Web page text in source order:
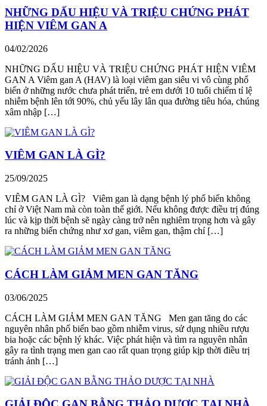
NHỮNG DẤU HIỆU VÀ TRIỆU CHỨNG PHÁT
HIỆN VIÊM GAN A
04/02/2026
NHỮNG DẤU HIỆU VÀ TRIỆU CHỨNG PHÁT HIỆN VIÊM
GAN A Viêm gan A (HAV) là loại viêm gan siêu vi vô cùng phổ
biến ở những nước chưa phát triển, trẻ em dưới 10 tuổi chiếm tỉ lệ
nhiễm bệnh lên tới 90%, chủ yếu lây lân qua đường tiêu hóa, chúng
xâm nhập […]
VIÊM GAN LÀ GÌ?
25/09/2025
VIÊM GAN LÀ GÌ? Viêm gan là dạng bệnh lý phổ biến không
chỉ ở Việt Nam mà còn toàn thế giới. Nếu không được điều trị đúng
lúc và kịp thời bệnh sẽ ngày càng trở nên nghiêm trọng hơn và gây
ra những biến chứng như xơ gan, viêm gan, thậm chí […]
CÁCH LÀM GIẢM MEN GAN TĂNG
03/06/2025
CÁCH LÀM GIẢM MEN GAN TĂNG Men gan tăng do các
nguyên nhân phổ biến bao gồm nhiễm virus, sử dụng nhiều rượu
bia hoặc các bệnh lý khác. Việc phát hiện và tìm ra nguyên nhân
gây ra tình trạng men gan cao rất quan trọng giúp kịp thời điều trị
tránh ảnh […]